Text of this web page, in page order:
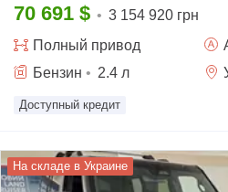
70 691 $ • 3 154 920 грн
Полный привод
Бензин • 2.4 л
Доступный кредит
На складе в Украине